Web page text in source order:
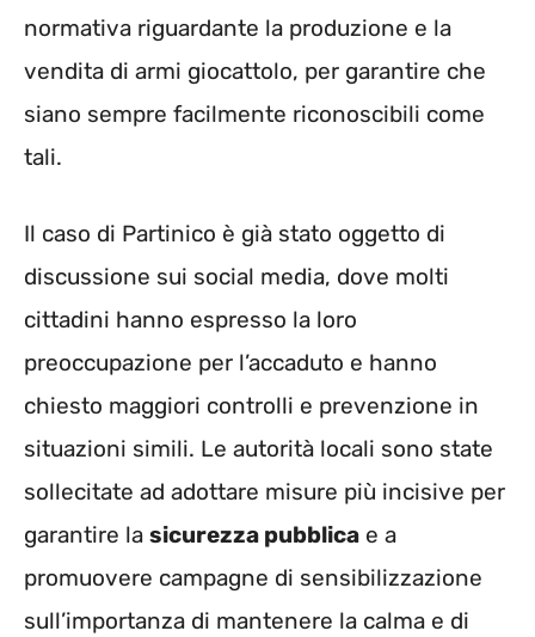
normativa riguardante la produzione e la
vendita di armi giocattolo, per garantire che
siano sempre facilmente riconoscibili come
tali.
Il caso di Partinico è già stato oggetto di
discussione sui social media, dove molti
cittadini hanno espresso la loro
preoccupazione per l’accaduto e hanno
chiesto maggiori controlli e prevenzione in
situazioni simili. Le autorità locali sono state
sollecitate ad adottare misure più incisive per
garantire la sicurezza pubblica e a
promuovere campagne di sensibilizzazione
sull’importanza di mantenere la calma e di